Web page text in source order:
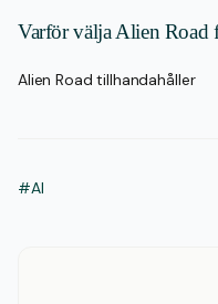
Varför välja Alien
Alien Road tillhandahåller
#AI